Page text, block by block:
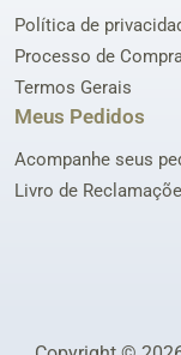
Política de
Processo de
Termos Gerais
Meus Pedidos
Acompanhe seus
Livro de